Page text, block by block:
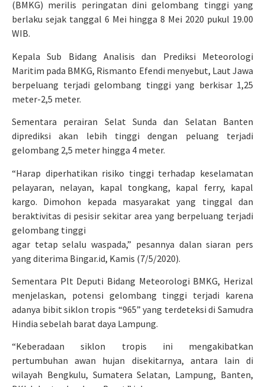
(BMKG) merilis peringatan dini gelombang tinggi yang
berlaku sejak tanggal 6 Mei hingga 8 Mei 2020 pukul 19.00
WIB.
Kepala Sub Bidang Analisis dan Prediksi Meteorologi
Maritim pada BMKG, Rismanto Efendi menyebut, Laut Jawa
berpeluang terjadi gelombang tinggi yang berkisar 1,25
meter-2,5 meter.
Sementara perairan Selat Sunda dan Selatan Banten
diprediksi akan lebih tinggi dengan peluang terjadi
gelombang 2,5 meter hingga 4 meter.
“Harap diperhatikan risiko tinggi terhadap keselamatan
pelayaran, nelayan, kapal tongkang, kapal ferry, kapal
kargo. Dimohon kepada masyarakat yang tinggal dan
beraktivitas di pesisir sekitar area yang berpeluang terjadi
gelombang tinggi
agar tetap selalu waspada,” pesannya dalan siaran pers
yang diterima Bingar.id, Kamis (7/5/2020).
Sementara Plt Deputi Bidang Meteorologi BMKG, Herizal
menjelaskan, potensi gelombang tinggi terjadi karena
adanya bibit siklon tropis “965” yang terdeteksi di Samudra
Hindia sebelah barat daya Lampung.
“Keberadaan siklon tropis ini mengakibatkan
pertumbuhan awan hujan disekitarnya, antara lain di
wilayah Bengkulu, Sumatera Selatan, Lampung, Banten,